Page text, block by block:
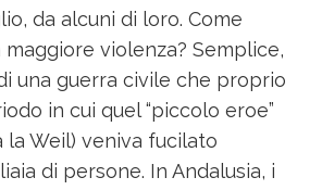
da alcuni di loro. Come
violenza? Semplice,
una guerra civile che proprio
in cui quel “piccolo eroe”
la Weil) veniva fucilato
di persone. In Andalusia, i